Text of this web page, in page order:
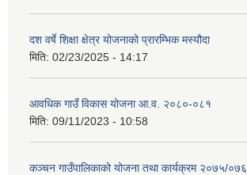
दश वर्षे शिक्षा क्षेत्र योजनाको प्रारम्भिक मस्यौदा
मिति: 02/23/2025 - 14:17
आवधिक गाउँ विकास योजना आ.व. २०८०-०८१
मिति: 09/11/2023 - 10:58
कञ्चन गाउँपालिकाको योजना तथा कार्यक्रम २०७५/०७६